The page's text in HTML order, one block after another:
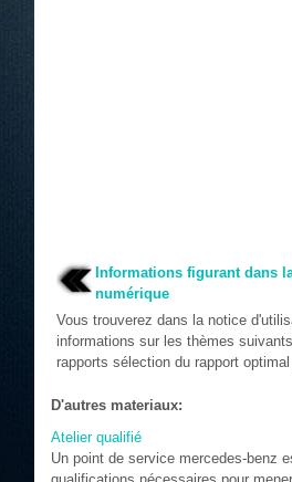
Informations figurant dans
numérique
Vous trouverez dans la notice
informations sur les thèmes
rapports sélection du rapport
D'autres materiaux:
Atelier qualifié
Un point de service mercedes-benz